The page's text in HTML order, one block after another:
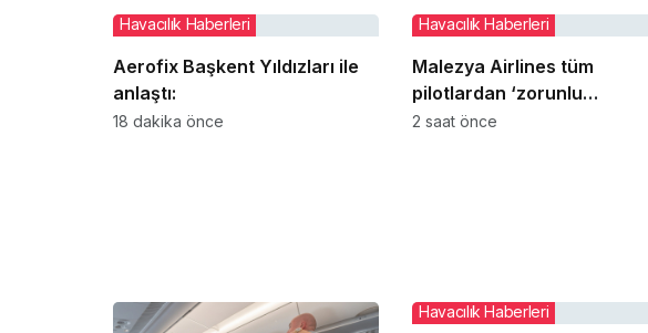
Aerofix Başkent Yıldızları ile
anlaştı:
Havacılık Haberleri
18 dakika önce
Malezya Airlines tüm
pilotlardan ‘zorunlu
uyuşturucu testi’ istedi:
Havacılık Haberleri
2 saat önce
Havacılık Haberleri